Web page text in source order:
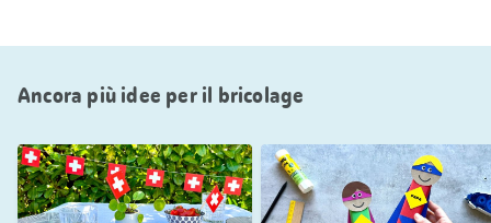
Ancora più idee per il bricolage